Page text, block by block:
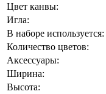
Цвет канвы:
Игла:
В наборе используется:
Количество цветов:
Аксессуары:
Ширина:
Высота: